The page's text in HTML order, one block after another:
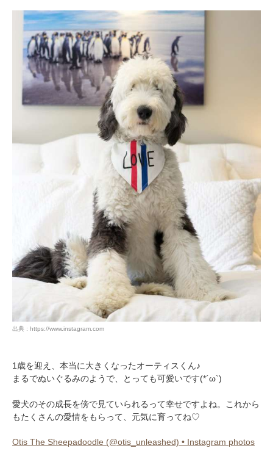
出典 : https://www.instagram.com
1歳を迎え、本当に大きくなったオーティスくん♪
まるでぬいぐるみのようで、とっても可愛いです(*´ω`)
愛犬のその成長を傍で見ていられるって幸せですよね。これから
もたくさんの愛情をもらって、元気に育ってね♡
Otis The Sheepadoodle (@otis_unleashed) • Instagram photos